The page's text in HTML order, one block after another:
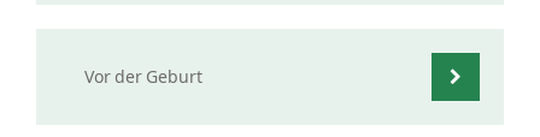
Vor der Geburt